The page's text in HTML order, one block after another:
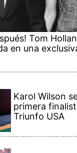
Tom
en una
Karol Wilson
primera
Triunfo USA